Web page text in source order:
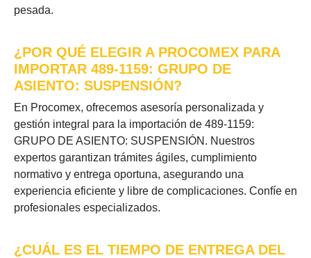
pesada.
¿POR QUÉ ELEGIR A PROCOMEX PARA
IMPORTAR 489-1159: GRUPO DE
ASIENTO: SUSPENSIÓN?
En Procomex, ofrecemos asesoría personalizada y
gestión integral para la importación de 489-1159:
GRUPO DE ASIENTO: SUSPENSIÓN. Nuestros
expertos garantizan trámites ágiles, cumplimiento
normativo y entrega oportuna, asegurando una
experiencia eficiente y libre de complicaciones. Confíe en
profesionales especializados.
¿CUÁL ES EL TIEMPO DE ENTREGA DEL